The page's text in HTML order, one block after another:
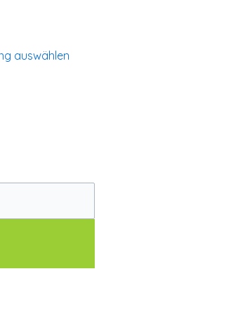
auswählen